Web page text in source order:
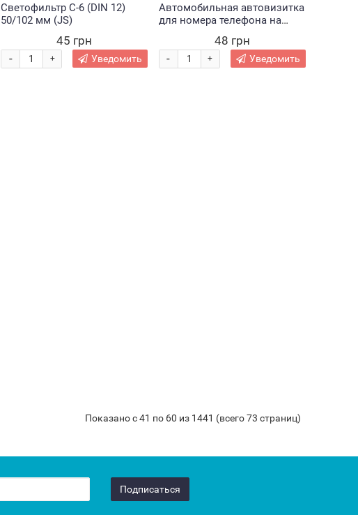
Светофильтр С-6 (DIN 12)
50/102 мм (JS)
45 грн
+
- Уведомить
Автомобильная автовизитка
для номера телефона на
48 грн
+
- Уведомить
Показано с 41 по 60 из 1441 (всего 73 страниц)
Подписаться